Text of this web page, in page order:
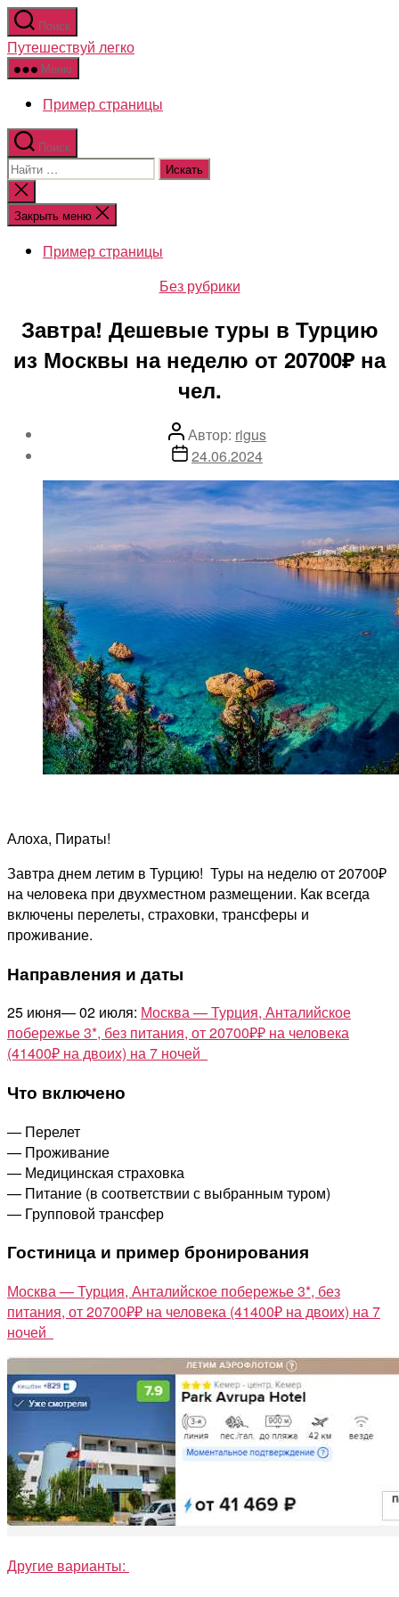
Перейти
к
содержимому
Поиск
Путешествуй легко
Меню
Пример страницы
Поиск
Поиск:
Закрыть
поиск
Закрыть меню
Пример страницы
Рубрики
Без рубрики
Завтра! Дешевые туры в Турцию
из Москвы на неделю от 20700₽ на
чел.
Автор
записи
Автор: rigus
Дата24.06.2024
Алоха, Пираты!
Завтра днем летим в Турцию! Туры на неделю от 20700₽
на человека при двухместном размещении. Как всегда
включены перелеты, страховки, трансферы и
проживание.
Направления и даты
25 июня— 02 июля: Москва — Турция, Анталийское
побережье 3*, без питания, от 20700₽₽ на человека
(41400₽ на двоих) на 7 ночей
Что включено
— Перелет
— Проживание
— Медицинская страховка
— Питание (в соответствии с выбранным туром)
— Групповой трансфер
Гостиница и пример бронирования
Москва — Турция, Анталийское побережье 3*, без
питания, от 20700₽₽ на человека (41400₽ на двоих) на 7
ночей
Другие варианты: